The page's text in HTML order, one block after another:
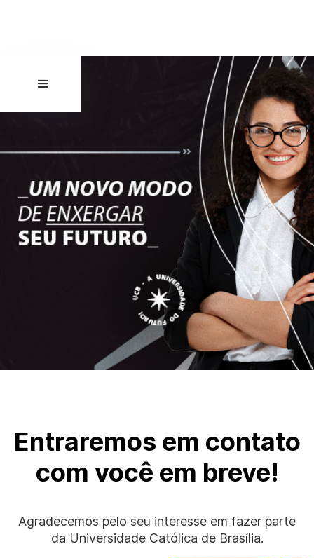
Entraremos em contato
com você em breve!
Agradecemos pelo seu interesse em fazer parte
da Universidade Católica de Brasília.